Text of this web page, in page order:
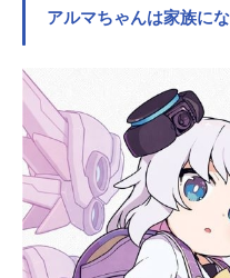
突に
取っ
があ
でも
悟を
の行
こ
と
けな
アルマちゃんは家族に